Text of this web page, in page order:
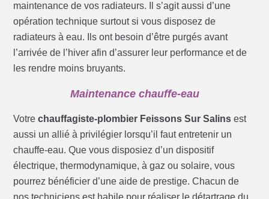
maintenance de vos radiateurs. Il s’agit aussi d’une
opération technique surtout si vous disposez de
radiateurs à eau. Ils ont besoin d’être purgés avant
l’arrivée de l’hiver afin d’assurer leur performance et de
les rendre moins bruyants.
Maintenance chauffe-eau
Votrechauffagiste-plombier Feissons Sur Salins est
aussi un allié à privilégier lorsqu’il faut entretenir un
chauffe-eau. Que vous disposiez d’un dispositif
électrique, thermodynamique, à gaz ou solaire, vous
pourrez bénéficier d’une aide de prestige. Chacun de